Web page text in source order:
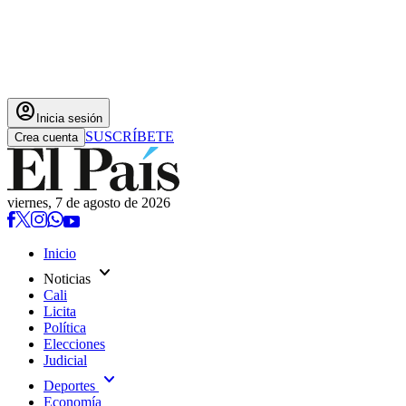
account_circle Inicia sesión
Crea cuenta SUSCRÍBETE
viernes, 7 de agosto de 2026
Inicio
Noticias expand_more
Cali
Licita
Política
Elecciones
Judicial
Deportes expand_more
Economía